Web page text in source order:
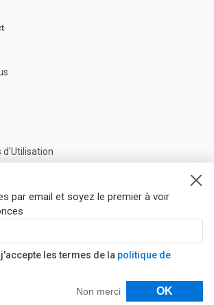
par email et soyez le premier à voir
j'accepte les termes de la politique de
Non merci OK
Filtres
d'Utilisation